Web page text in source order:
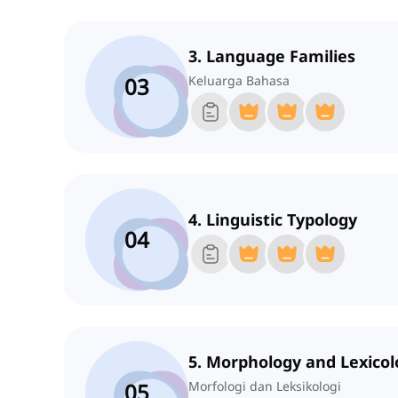
03
3. Language Families
Keluarga Bahasa
04
4. Linguistic Typology
5. Morphology and
Morfologi dan Leksikologi